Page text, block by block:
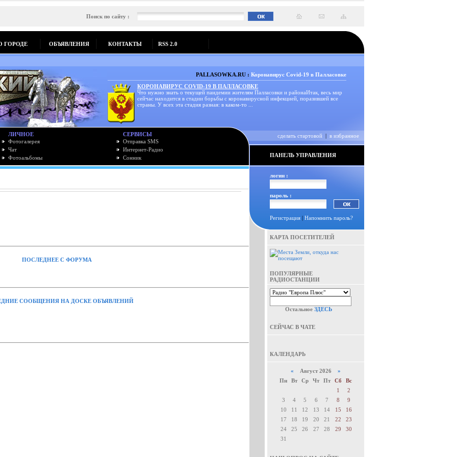
Поиск по сайту :
ГОРОДЕ ОБЪЯВЛЕНИЯ КОНТАКТЫ RSS 2.0
PALLASOWKA.RU : Коронавирус Covid-19 в Палласовке
КОРОНАВИРУС COVID-19 В ПАЛЛАСОВКЕ
Что нужно знать о текущей пандемии жителям Палласовки и районаИтак, весь мир
сейчас находится в стадии борьбы с коронавирусной инфекцией, поразившей все
страны. У всех эта стадия разная: в каком-то ...
ЛИЧНОЕ
Фотогалерея
Чат
Фотоальбомы
СЕРВИСЫ
Отправка SMS
Интернет-Радио
Сонник
сделать стартовой | в избранное
ПАНЕЛЬ УПРАВЛЕНИЯ
ПОСЛЕДНЕЕ С ФОРУМА
СООБЩЕНИЯ НА ДОСКЕ ОБЪЯВЛЕНИЙ
логин :
пароль :
Регистрация | Напомнить пароль?
КАРТА ПОСЕТИТЕЛЕЙ
ПОПУЛЯРНЫЕ
РАДИОСТАНЦИИ
Остальное ЗДЕСЬ
СЕЙЧАС В ЧАТЕ
КАЛЕНДАРЬ
« Август 2026 »
Пн
Вт Ср Чт Пт Сб
Вс
1
2
3
4 5 6 7 8
9
10
11 12 13 14 15
16
17
18 19 20 21 22
23
24
25 26 27 28 29
30
31